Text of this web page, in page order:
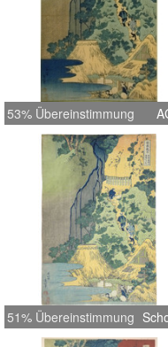
53% Übereinstimmung
51% Übereinstimmung